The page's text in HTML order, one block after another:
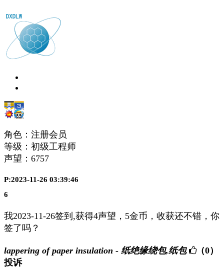
角色：注册会员
等级：初级工程师
声望： 6757
P:2023-11-26 03:39:46
6
我2023-11-26签到,获得4声望，5金币，收获还不错，你
签了吗？
lappering of paper insulation - 纸绝缘绕包,纸包
（0）
投诉